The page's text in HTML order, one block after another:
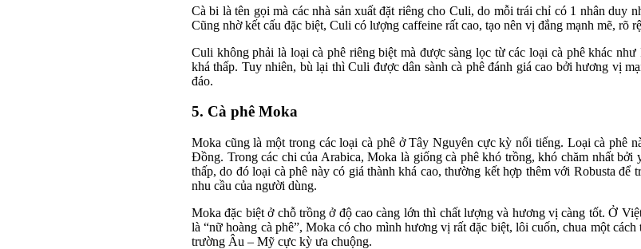
Cà bi là tên gọi mà các nhà sản xuất đặt riêng cho Culi, do mỗi trái chỉ có 1 nhân duy
Cũng nhờ kết cấu đặc biệt, Culi có lượng caffeine rất cao, tạo nên vị đắng mạnh mẽ, rõ
Culi không phải là loại cà phê riêng biệt mà được sàng lọc từ các loại cà phê khác
khá thấp. Tuy nhiên, bù lại thì Culi được dân sành cà phê đánh giá cao bởi hương vị
đáo.
5. Cà phê Moka
Moka cũng là một trong các loại cà phê ở Tây Nguyên cực kỳ nổi tiếng. Loại cà phê
Đồng. Trong các chi của Arabica, Moka là giống cà phê khó trồng, khó chăm nhất bởi
thấp, do đó loại cà phê này có giá thành khá cao, thường kết hợp thêm với Robusta
nhu cầu của người dùng.
Moka đặc biệt ở chỗ trồng ở độ cao càng lớn thì chất lượng và hương vị càng tốt. Ở
là “nữ hoàng cà phê”, Moka có cho mình hương vị rất đặc biệt, lôi cuốn, chua một
trường Âu – Mỹ cực kỳ ưa chuộng.